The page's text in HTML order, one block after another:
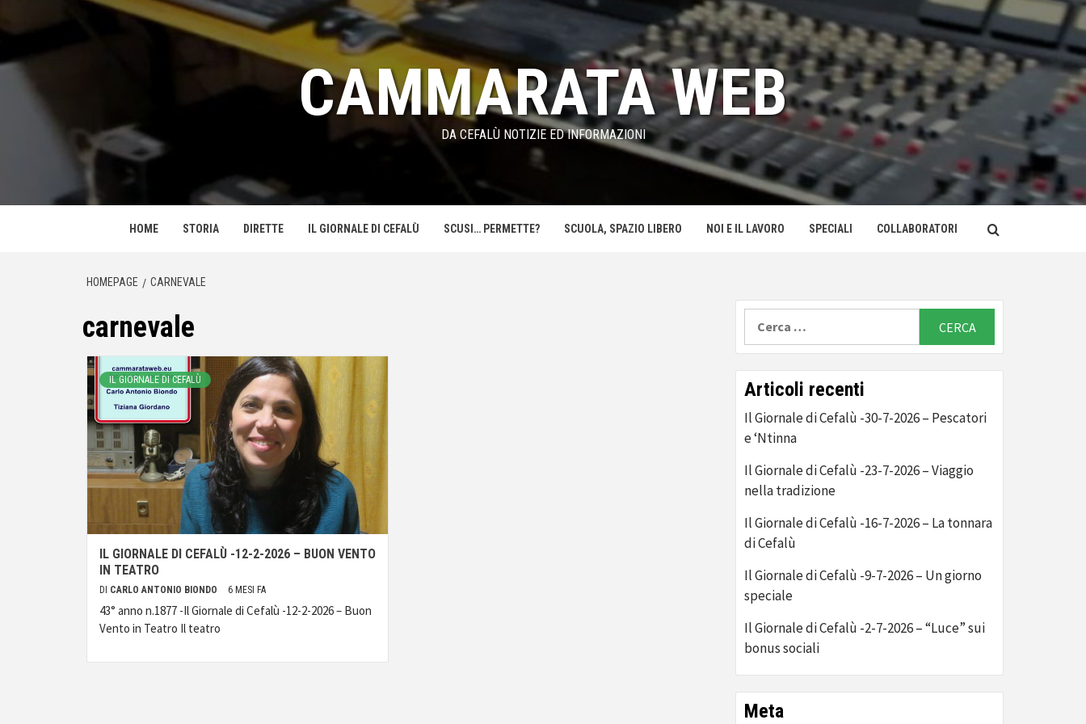
al
CAMMARATA WEB
DA CEFALÙ NOTIZIE ED INFORMAZIONI
HOME STORIA DIRETTE IL GIORNALE DI CEFALÙ SCUSI… PERMETTE? SCUOLA, SPAZIO LIBERO NOI E IL LAVORO SPECIALI COLLABORATORI
HOMEPAGE CARNEVALE
carnevale
IL GIORNALE DI CEFALÙ
IL GIORNALE DI CEFALÙ -12-2-2026 – BUON VENTO
IN TEATRO
DI CARLO ANTONIO BIONDO 6 MESI FA
43° anno n.1877 -Il Giornale di Cefalù -12-2-2026 – Buon
Vento in Teatro Il teatro
Articoli recenti
Il Giornale di Cefalù -30-7-2026 – Pescatori
e ‘Ntinna
Il Giornale di Cefalù -23-7-2026 – Viaggio
nella tradizione
Il Giornale di Cefalù -16-7-2026 – La tonnara
di Cefalù
Il Giornale di Cefalù -9-7-2026 – Un giorno
speciale
Il Giornale di Cefalù -2-7-2026 – “Luce” sui
bonus sociali
Meta